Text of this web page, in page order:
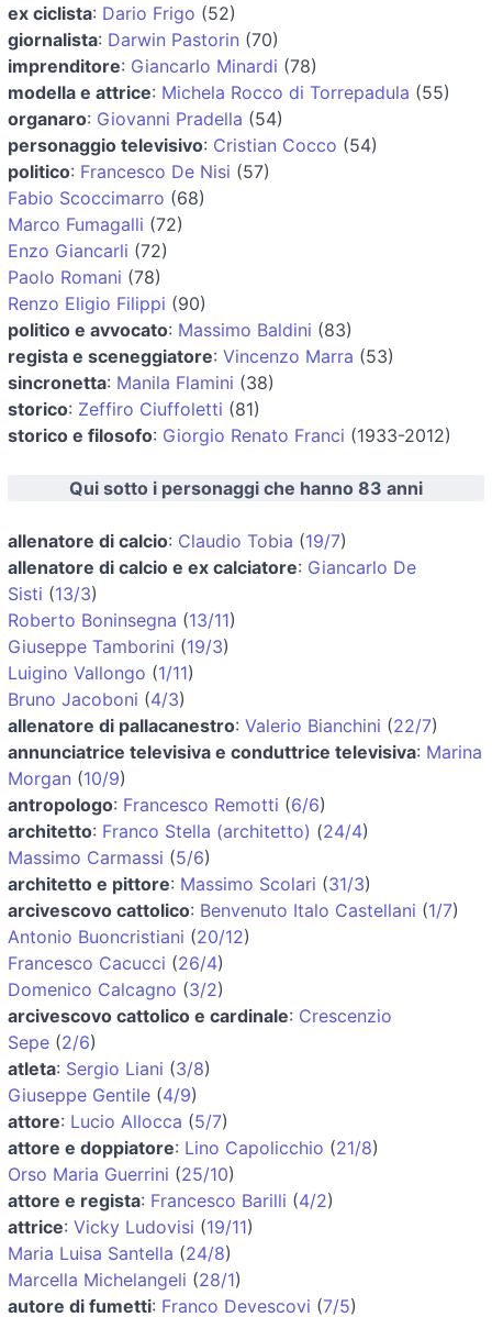
ex ciclista: Dario Frigo (52)
giornalista: Darwin Pastorin (70)
imprenditore: Giancarlo Minardi (78)
modella e attrice: Michela Rocco di Torrepadula (55)
organaro: Giovanni Pradella (54)
personaggio televisivo: Cristian Cocco (54)
politico: Francesco De Nisi (57)
Fabio Scoccimarro (68)
Marco Fumagalli (72)
Enzo Giancarli (72)
Paolo Romani (78)
Renzo Eligio Filippi (90)
politico e avvocato: Massimo Baldini (83)
regista e sceneggiatore: Vincenzo Marra (53)
sincronetta: Manila Flamini (38)
storico: Zeffiro Ciuffoletti (81)
storico e filosofo: Giorgio Renato Franci (1933-2012)
Qui sotto i personaggi che hanno 83 anni
allenatore di calcio: Claudio Tobia (19/7)
allenatore di calcio e ex calciatore: Giancarlo De
Sisti (13/3)
Roberto Boninsegna (13/11)
Giuseppe Tamborini (19/3)
Luigino Vallongo (1/11)
Bruno Jacoboni (4/3)
allenatore di pallacanestro: Valerio Bianchini (22/7)
annunciatrice televisiva e conduttrice televisiva: Marina
Morgan (10/9)
antropologo: Francesco Remotti (6/6)
architetto: Franco Stella (architetto) (24/4)
Massimo Carmassi (5/6)
architetto e pittore: Massimo Scolari (31/3)
arcivescovo cattolico: Benvenuto Italo Castellani (1/7)
Antonio Buoncristiani (20/12)
Francesco Cacucci (26/4)
Domenico Calcagno (3/2)
arcivescovo cattolico e cardinale: Crescenzio
Sepe (2/6)
atleta: Sergio Liani (3/8)
Giuseppe Gentile (4/9)
attore: Lucio Allocca (5/7)
attore e doppiatore: Lino Capolicchio (21/8)
Orso Maria Guerrini (25/10)
attore e regista: Francesco Barilli (4/2)
attrice: Vicky Ludovisi (19/11)
Maria Luisa Santella (24/8)
Marcella Michelangeli (28/1)
autore di fumetti: Franco Devescovi (7/5)